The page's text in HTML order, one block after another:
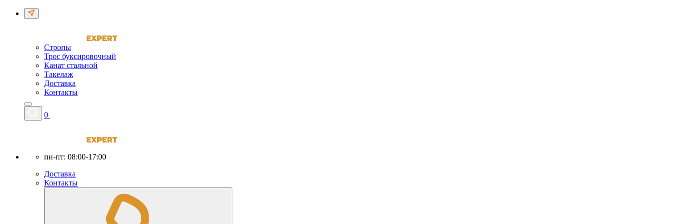
Стропы
Трос буксировочный
Канат стальной
Такелаж
Доставка
Контакты
0
пн-пт: 08:00-17:00
Доставка
Контакты